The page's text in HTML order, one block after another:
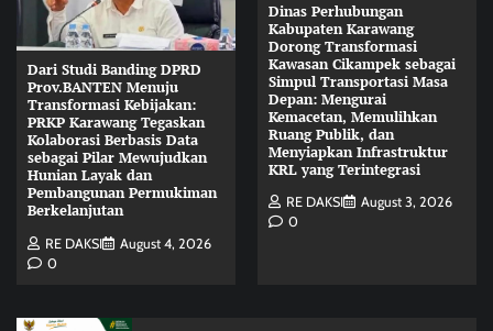
Dari Studi Banding DPRD
Prov.BANTEN Menuju
Transformasi Kebijakan:
PRKP Karawang Tegaskan
Kolaborasi Berbasis Data
sebagai Pilar Mewujudkan
Hunian Layak dan
Pembangunan Permukiman
Berkelanjutan
RE DAKSI
August 4, 2026
0
Dinas Perhubungan
Kabupaten Karawang
Dorong Transformasi
Kawasan Cikampek sebagai
Simpul Transportasi Masa
Depan: Mengurai
Kemacetan, Memulihkan
Ruang Publik, dan
Menyiapkan Infrastruktur
KRL yang Terintegrasi
RE DAKSI
August 3, 2026
0